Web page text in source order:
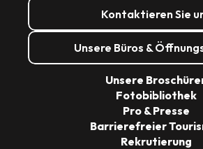
Kontaktieren Sie
Unsere Büros &
Unsere
Fotobibliothek
Pro & Presse
Barrierefreier
Rekrutierung